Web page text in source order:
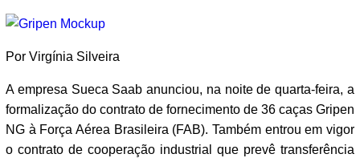
Por Virgínia Silveira
A empresa Sueca Saab anunciou, na noite de quarta-feira, a
formalização do contrato de fornecimento de 36 caças Gripen
NG à Força Aérea Brasileira (FAB). Também entrou em vigor
o contrato de cooperação industrial que prevê transferência